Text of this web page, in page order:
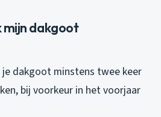
mijn dakgoot
dakgoot minstens twee keer
bij voorkeur in het voorjaar